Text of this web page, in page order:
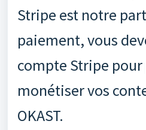
Stripe est notre
paiement, vous
compte Stripe
monétiser vos
OKAST.